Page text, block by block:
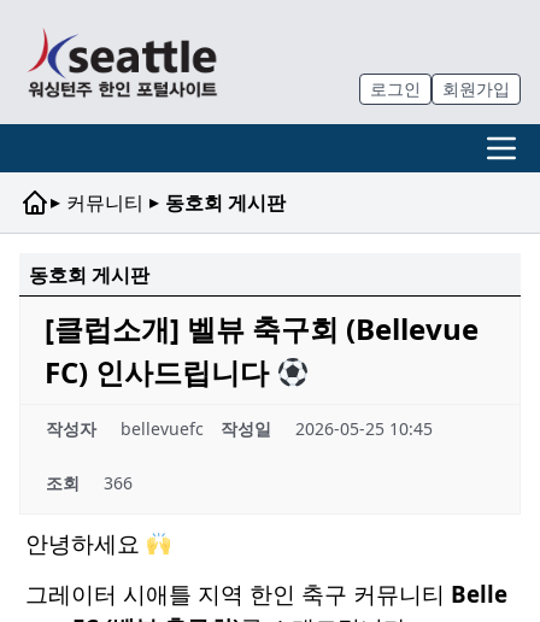
로그인 회원가입
▸ 커뮤니티 ▸ 동호회 게시판
동호회 게시판
[클럽소개] 벨뷰 축구회 (Bellevue
FC) 인사드립니다
작성자 bellevuefc 작성일 2026-05-25 10:45
조회 366
안녕하세요
그레이터 시애틀 지역 한인 축구 커뮤니티 Belle